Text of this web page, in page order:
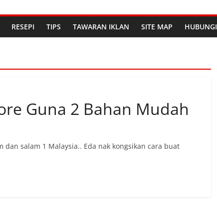
RESEPI TIPS TAWARAN IKLAN SITE MAP HUBUNGI
Guna 2 Bahan Mudah
salam 1 Malaysia.. Eda nak kongsikan cara buat